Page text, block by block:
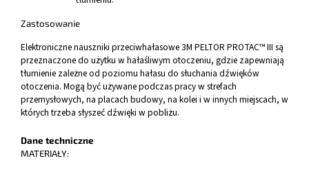
Zastosowanie
Elektroniczne nauszniki przeciwhałasowe 3M PELTOR PROTAC™ III są
przeznaczone do użytku w hałaśliwym otoczeniu, gdzie zapewniają
tłumienie zależne od poziomu hałasu do słuchania dźwięków
otoczenia. Mogą być używane podczas pracy w strefach
przemysłowych, na placach budowy, na kolei i w innych miejscach, w
których trzeba słyszeć dźwięki w pobliżu.
Dane techniczne
MATERIAŁY: